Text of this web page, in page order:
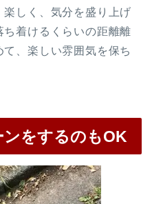
しく、気分を盛り上げ
着けるくらいの距離離
、楽しい雰囲気を保ち
をするのもOK